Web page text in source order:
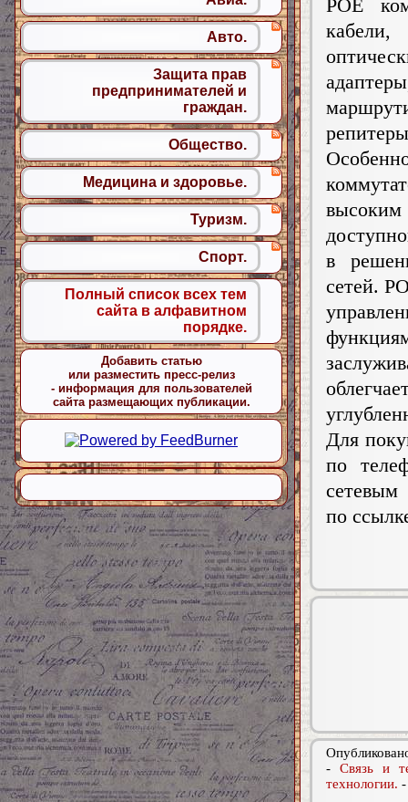
POE
в
сетей.
Для
по
сетевым
по
- Связь и
технологии.
Авто.
Защита прав
предпринимателей и
граждан.
Общество.
Медицина и здоровье.
Туризм.
Спорт.
Полный список всех тем
сайта в алфавитном
порядке.
Добавить статью
или разместить пресс-релиз
- информация для пользователей
сайта размещающих публикации.